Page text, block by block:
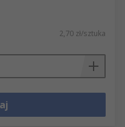
2,70 zł/sztuka